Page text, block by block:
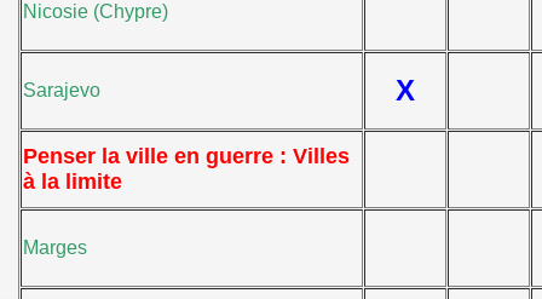
Nicosie (Chypre)
Sarajevo X
Penser la ville en guerre : Villes
à la limite
Marges